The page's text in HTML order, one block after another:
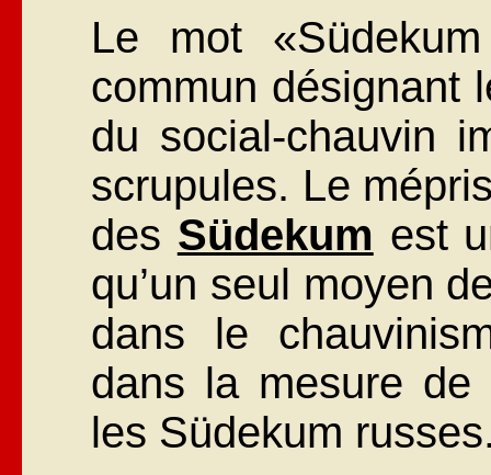
Le mot
commun désignant
du social-chauvin
scrupules. Le
des Südekum est
qu’un seul moyen
dans le
dans la mesure de
les Südekum